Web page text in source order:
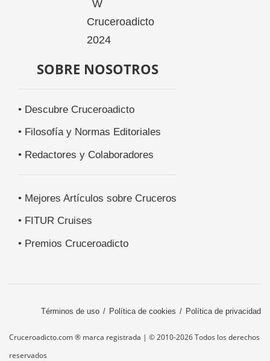
SOBRE NOSOTROS
• Descubre Cruceroadicto
• Filosofía y Normas Editoriales
• Redactores y Colaboradores
• Mejores Artículos sobre Cruceros
• FITUR Cruises
• Premios Cruceroadicto
Términos de uso Política de cookies Política de privacidad
Cruceroadicto.com ® marca registrada | © 2010-2026 Todos los derechos
reservados